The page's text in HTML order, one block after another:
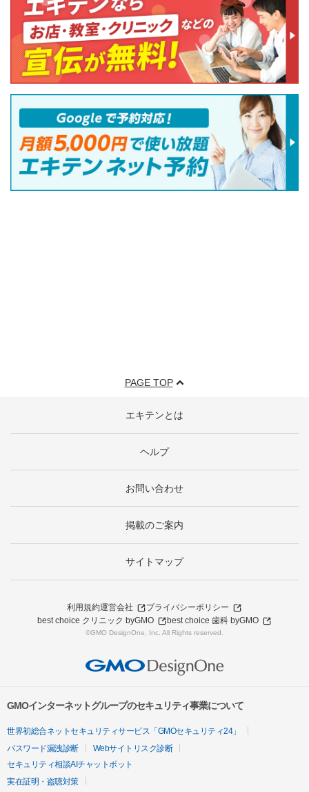
PAGE TOP
エキテンとは
ヘルプ
お問い合わせ
掲載のご案内
サイトマップ
利用規約運営会社
プライバシーポリシー
best choice クリニック byGMO
best choice 歯科 byGMO
©GMO DesignOne, Inc. All Rights reserved.
GMOインターネットグループのセキュリティ事業について
世界初総合ネットセキュリティサービス「GMOセキュリティ24」
パスワード漏洩診断
Webサイトリスク診断
セキュリティ相談AIチャットボット
実在証明・盗聴対策